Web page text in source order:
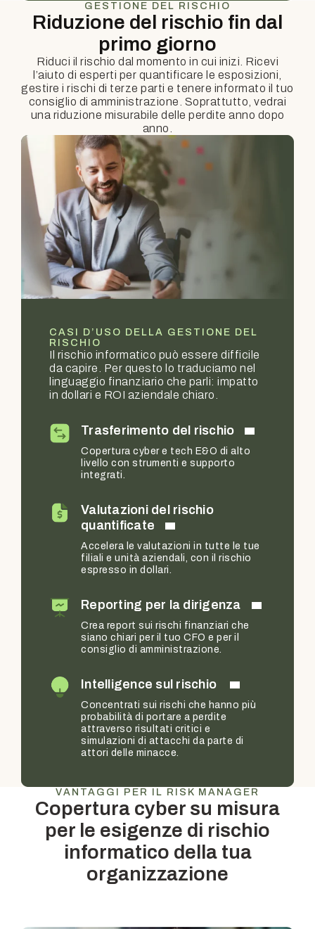
GESTIONE DEL RISCHIO
Riduzione del rischio fin dal
primo giorno
Riduci il rischio dal momento in cui inizi. Ricevi
l’aiuto di esperti per quantificare le esposizioni,
gestire i rischi di terze parti e tenere informato il tuo
consiglio di amministrazione. Soprattutto, vedrai
una riduzione misurabile delle perdite anno dopo
anno.
CASI D’USO DELLA GESTIONE DEL
RISCHIO
Il rischio informatico può essere difficile
da capire. Per questo lo traduciamo nel
linguaggio finanziario che parli: impatto
in dollari e ROI aziendale chiaro.
Trasferimento del rischio
Copertura cyber e tech E&O di alto
livello con strumenti e supporto
integrati.
Valutazioni del rischio
quantificate
Accelera le valutazioni in tutte le tue
filiali e unità aziendali, con il rischio
espresso in dollari.
Reporting per la dirigenza
Crea report sui rischi finanziari che
siano chiari per il tuo CFO e per il
consiglio di amministrazione.
Intelligence sul rischio
Concentrati sui rischi che hanno più
probabilità di portare a perdite
attraverso risultati critici e
simulazioni di attacchi da parte di
attori delle minacce.
VANTAGGI PER IL RISK MANAGER
Copertura cyber su misura
per le esigenze di rischio
informatico della tua
organizzazione